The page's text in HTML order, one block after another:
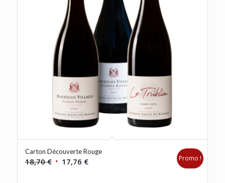
Carton Découverte Rouge
18,70€ Le 17,76 €Le
Promo !